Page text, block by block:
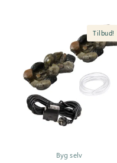
Tilbud!
Byg selv